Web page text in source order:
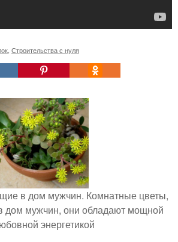
Строительства с нуля
в дом мужчин. Комнатные цветы,
дом мужчин, они обладают мощной
энергетикой